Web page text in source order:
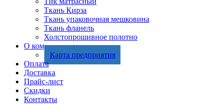
Ткань Кирза
Ткань упаковочная мешковина
Ткань фланель
Холстопрошивное полотно
О компании
Карта предприятия
Оплата
Доставка
Прайс-лист
Скидки
Контакты